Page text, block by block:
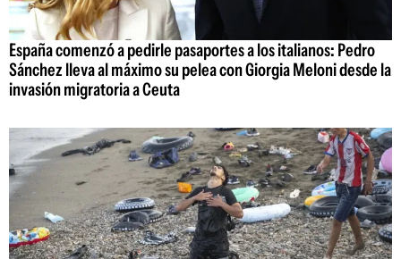
España comenzó a pedirle pasaportes a los italianos: Pedro
Sánchez lleva al máximo su pelea con Giorgia Meloni desde la
invasión migratoria a Ceuta